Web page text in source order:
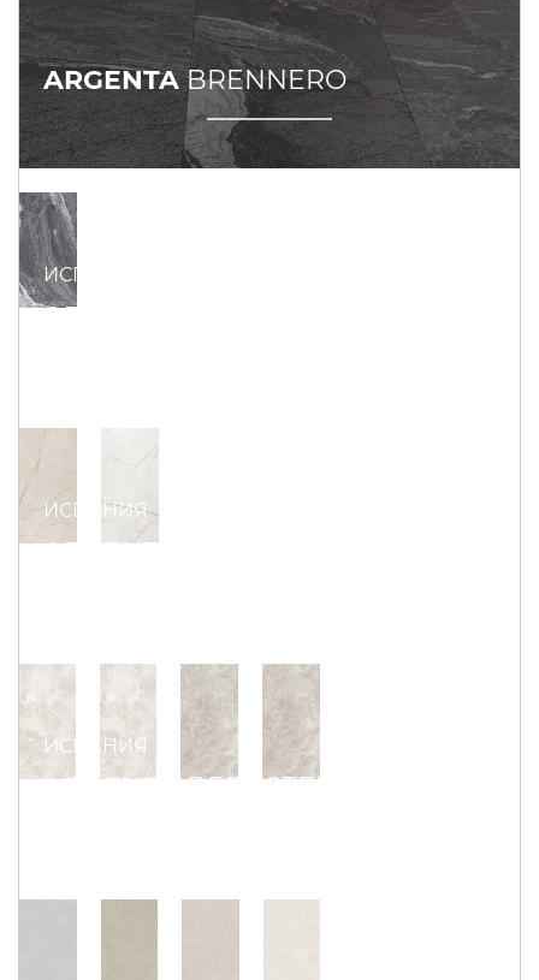
ARGENTABRENNERO
ИСПАНИЯ
ARGENTA
ИСПАНИЯ
ARGENTA
ИСПАНИЯ
ARGENTA BERGSTEIN